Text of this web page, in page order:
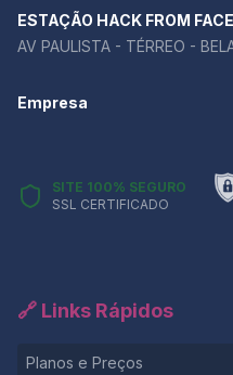
ESTAÇÃO HACK FROM
AV PAULISTA - TÉRREO -
Empresa
SITE 100% SEGURO
SSL CERTIFICADO
🔗 Links Rápidos
Planos e Preços